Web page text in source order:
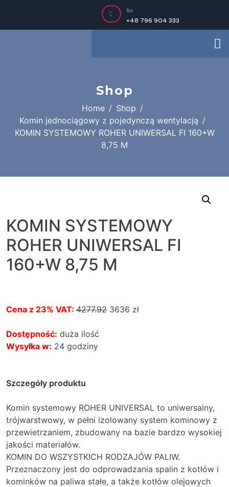
+48 796 904 333
Tel.
Shop
Home
Shop
Komin jednociągowy z pojedynczą wentylacją
KOMIN SYSTEMOWY ROHER UNIWERSAL FI 160+W
8,75 M
KOMIN SYSTEMOWY
ROHER UNIWERSAL FI
160+W 8,75 M
Cena z 23% VAT: 4277.92 3636 zł
Dostępność: duża ilość
Wysyłka w: 24 godziny
Szczegóły produktu
Komin systemowy ROHER UNIVERSAL to uniwersalny,
trójwarstwowy, w pełni izolowany system kominowy z
przewietrzaniem, zbudowany na bazie bardzo wysokiej
jakości materiałów.
KOMIN DO WSZYSTKICH RODZAJÓW PALIW.
Przeznaczony jest do odprowadzania spalin z kotłów i
kominków na paliwa stałe, a także kotłów olejowych